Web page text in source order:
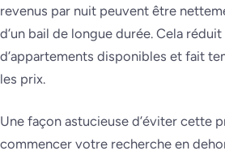
revenus par nuit peuvent être
d’un bail de longue durée. Cela
d’appartements disponibles et fait
les prix.
Une façon astucieuse d’éviter cette
commencer votre recherche en